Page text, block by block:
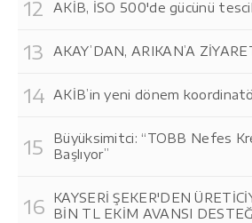
AKİB, İSO 500'de gücünü
AKAY’DAN, ARIKAN’A
AKİB’in yeni dönem
Büyüksimitci: “TOBB Nefes
Başlıyor”
KAYSERİ ŞEKER'DEN
BİN TL EKİM AVANSI